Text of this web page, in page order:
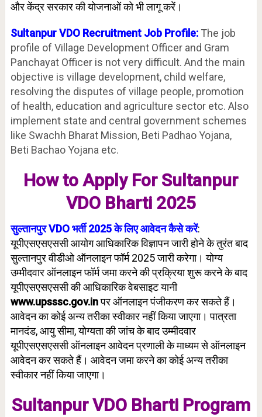
और केंद्र सरकार की योजनाओं को भी लागू करें।
Sultanpur VDO Recruitment Job Profile:The job
profile of Village Development Officer and Gram
Panchayat Officer is not very difficult. And the main
objective is village development, child welfare,
resolving the disputes of village people, promotion
of health, education and agriculture sector etc. Also
implement state and central government schemes
like Swachh Bharat Mission, Beti Padhao Yojana,
Beti Bachao Yojana etc.
How to Apply For Sultanpur
VDO Bharti 2025
सुल्तानपुर VDO भर्ती 2025 के लिए आवेदन कैसे करें:
यूपीएसएसएससी आयोग आधिकारिक विज्ञापन जारी होने के तुरंत बाद
सुल्तानपुर वीडीओ ऑनलाइन फॉर्म 2025 जारी करेगा। योग्य
उम्मीदवार ऑनलाइन फॉर्म जमा करने की प्रक्रिया शुरू करने के बाद
यूपीएसएसएससी की आधिकारिक वेबसाइट यानी
www.upsssc.gov.inपर ऑनलाइन पंजीकरण कर सकते हैं।
आवेदन का कोई अन्य तरीका स्वीकार नहीं किया जाएगा। पात्रता
मानदंड, आयु सीमा, योग्यता की जांच के बाद उम्मीदवार
यूपीएसएसएससी ऑनलाइन आवेदन प्रणाली के माध्यम से ऑनलाइन
आवेदन कर सकते हैं। आवेदन जमा करने का कोई अन्य तरीका
स्वीकार नहीं किया जाएगा।
SultanpurVDO Bharti Program